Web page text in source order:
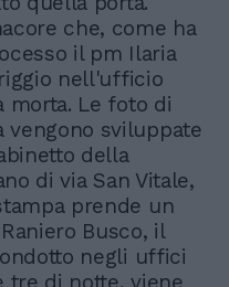
che, come ha
il pm Ilaria
nell'ufficio
morta. Le foto di
vengono sviluppate
della
di via San Vitale,
prende un
Busco, il
negli uffici